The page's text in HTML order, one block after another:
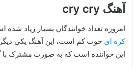
آهنگ cry cry
امروزه تعداد خوانندگان بسیار زیاد شده
کره ای خوب کم است، این آهنگ یکی دیگر
این خواننده است که به صورت مشترک با